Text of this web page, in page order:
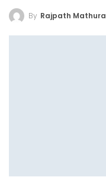
By Rajpath Mathura